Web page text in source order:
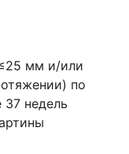
мм и/или
по
недель